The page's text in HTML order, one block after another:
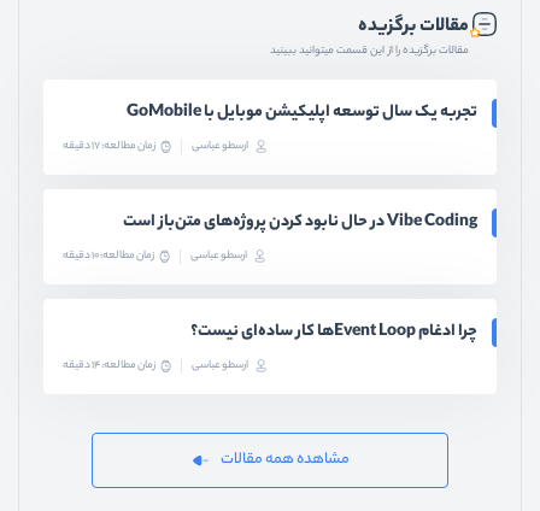
مقالات برگزیده
مقالات برگزیده را از این قسمت میتوانید ببینید
تجربه یک سال توسعه اپلیکیشن موبایل با GoMobile
ارسطو عباسی زمان مطالعه: 17 دقیقه
Vibe Coding در حال نابود کردن پروژه‌های متن‌باز است
ارسطو عباسی زمان مطالعه: 10 دقیقه
چرا ادغام Event Loopها کار ساده‌ای نیست؟
ارسطو عباسی زمان مطالعه: 14 دقیقه
مشاهده همه مقالات